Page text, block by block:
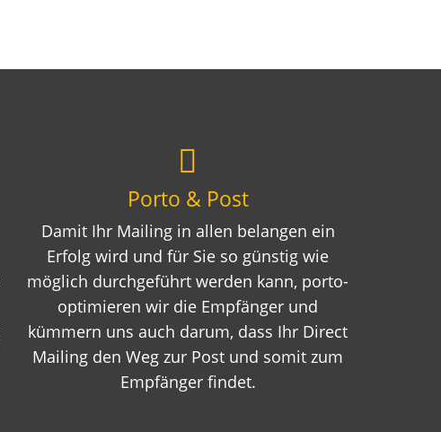
Porto & Post
Damit Ihr Mailing in allen belangen ein
Erfolg wird und für Sie so günstig wie
möglich durchgeführt werden kann, porto-
optimieren wir die Empfänger und
kümmern uns auch darum, dass Ihr Direct
Mailing den Weg zur Post und somit zum
Empfänger findet.